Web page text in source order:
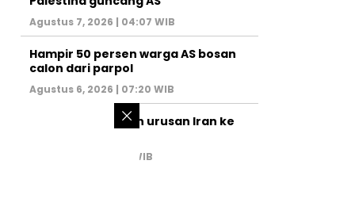
Agustus 7, 2026 | 04:07 WIB
Hampir 50 persen warga AS bosan
calon dari parpol
Agustus 6, 2026 | 07:20 WIB
PM Israel serahkan urusan Iran ke
Juli 31, 2026 | 02:47 WIB